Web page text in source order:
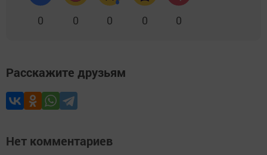
0 0 0 0 0
Расскажите друзьям
Нет комментариев